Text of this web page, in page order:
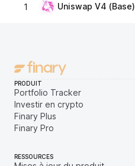
1 Uniswap V4 (Base)
PRODUIT
Portfolio Tracker
Investir en crypto
Finary Plus
Finary Pro
RESSOURCES